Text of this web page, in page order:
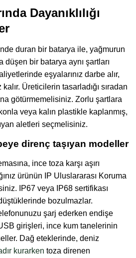
Dayanıklılığı
duran bir batarya ile, yağmurun
düşen bir batarya aynı şartları
eşyalarınız darbe alır,
Üreticilerin tasarladığı sıradan
götürmemelisiniz. Zorlu şartlara
veya kalın plastikle kaplanmış,
aletleri seçmelisiniz.
direnç taşıyan modeller
ince toza karşı aşırı
ürünün IP Uluslararası Koruma
IP67 veya IP68 sertifikası
bozulmazlar.
şarj ederken endişe
girişleri, ince kum tanelerinin
Dağ eteklerinde, deniz
kurarken toza direnen